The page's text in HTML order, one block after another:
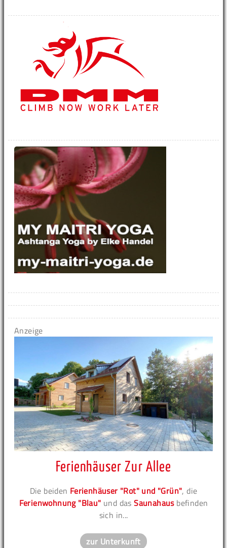
Anzeige
Ferienhäuser Zur Allee
Die beiden Ferienhäuser "Rot" und "Grün", die
Ferienwohnung "Blau" und dasSaunahausbefinden
sich in...
zur Unterkunft